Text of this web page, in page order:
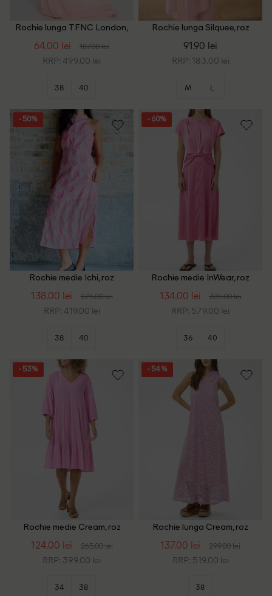
Rochie lunga TFNC London,
64.00 lei 187.00 lei
RRP: 499.00 lei
38 40
Rochie lunga Silquee, roz
91.90 lei
RRP: 183.00 lei
M L
- 50%
Rochie medie Ichi, roz
138.00 lei 275.00 lei
RRP: 419.00 lei
38 40
- 60%
Rochie medie InWear, roz
134.00 lei 335.00 lei
RRP: 579.00 lei
36 40
- 53%
Rochie medie Cream, roz
124.00 lei 265.00 lei
RRP: 399.00 lei
34 38
- 54%
Rochie lunga Cream, roz
137.00 lei 299.00 lei
RRP: 519.00 lei
38